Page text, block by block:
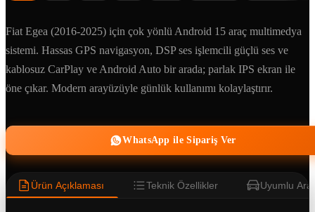
Fiat Egea (2016-2025) için çok yönlü Android 15 araç multimedya
sistemi. Hassas GPS navigasyon, DSP ses işlemcili güçlü ses ve
kablosuz CarPlay ve Android Auto bir arada; parlak IPS ekran ile
öne çıkar. Modern arayüzüyle günlük kullanımı kolaylaştırır.
WhatsApp ile Sipariş Ver
Ürün Açıklaması Teknik Özellikler Uyumlu